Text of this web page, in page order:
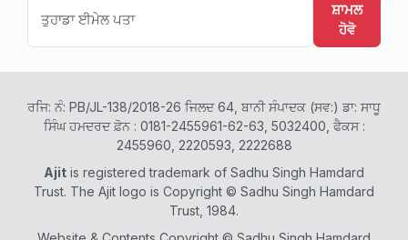
ਸ਼ਾਮਲ
ਹੋਵੋ
ਰਜਿ: ਨੰ: PB/JL-138/2018-26 ਜਿਲਦ 64, ਬਾਨੀ ਸੰਪਾਦਕ (ਸਵ:) ਡਾ: ਸਾਧੂ
ਸਿੰਘ ਹਮਦਰਦ ਫ਼ੋਨ : 0181-2455961-62-63, 5032400, ਫੈਕਸ :
2455960, 2220593, 2222688
Ajit is registered trademark of Sadhu Singh Hamdard
Trust. The Ajit logo is Copyright © Sadhu Singh Hamdard
Trust, 1984.